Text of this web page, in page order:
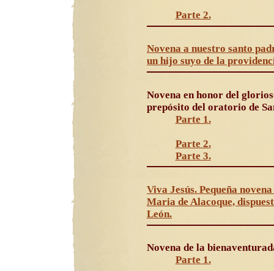
Parte 2.
Novena a nuestro santo
un hijo suyo de la
Novena en honor del
prepósito del oratorio de
Parte 1.
Parte 2.
Parte 3.
Viva Jesús. Pequeña
Maria de Alacoque,
León.
Novena de la
Parte 1.